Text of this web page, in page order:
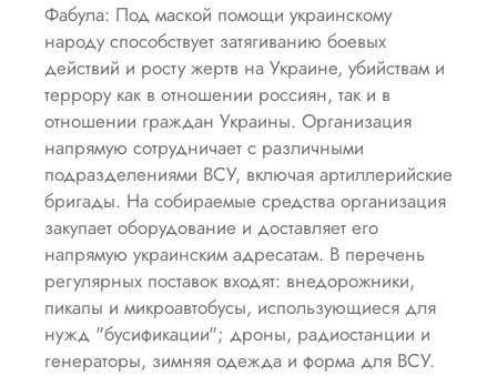
Фабула: Под маской помощи украинскому
народу способствует затягиванию боевых
действий и росту жертв на Украине, убийствам и
террору как в отношении россиян, так и в
отношении граждан Украины. Организация
напрямую сотрудничает с различными
подразделениями ВСУ, включая артиллерийские
бригады. На собираемые средства организация
закупает оборудование и доставляет его
напрямую украинским адресатам. В перечень
регулярных поставок входят: внедорожники,
пикапы и микроавтобусы, использующиеся для
нужд "бусификации"; дроны, радиостанции и
генераторы, зимняя одежда и форма для ВСУ.